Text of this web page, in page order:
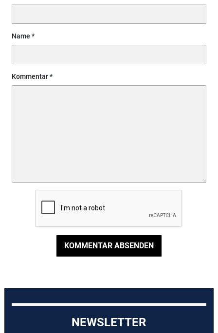
Name
Kommentar
KOMMENTAR ABSENDEN
NEWSLETTER